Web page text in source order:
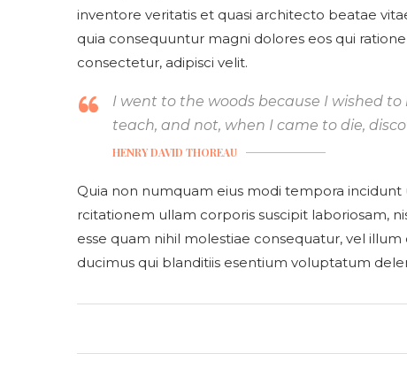
inventore veritatis et quasi architecto beatae
quia consequuntur magni dolores eos qui
consectetur, adipisci velit.
I went to the woods because I wished
teach, and not, when I came to die,
HENRY DAVID THOREAU
Quia non numquam eius modi tempora
rcitationem ullam corporis suscipit laboriosam,
esse quam nihil molestiae consequatur, vel
ducimus qui blanditiis esentium voluptatum